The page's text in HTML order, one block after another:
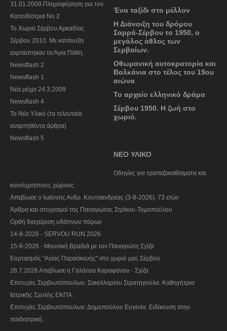
31.01.2009.Πληροφόρηση για τον
Καποδίστρια Νο 2
To Χωριό Σέρβου Αρκαδίας
Σέρβου 2010. Με κατάνυξη
εορτάστηκαν τα Άγια Πάθη.
Newsflash 2
Newsflash 1
Nέα μέχρι 24.3.2009
Newsflash 4
Το Νέο Υλικό (τα τελευταία
αναρτηθέντα άρθρα)
Newsflash 5
Ένα ταξίδι στο μέλλον
Η Διάνοιξη του δρόμου
Σαρρά-Σέρβου το 1950, ο
μεγάλος άθλος των
Σερβαίων.
Οθωμανική αυτοκρατορία και
Βαλκάνια στο τέλος του 19ου
αιώνα
Το αρχαίο ελληνικό δράμα
Σέρβου 1950. Η ζωή στο
χωριό.
ΝΕΟ ΥΛΙΚΟ
Οδηγίες για τραπεζοκαθίσματα και
κοινόχρηστους χώρους
Απεβίωσε ο Ιωάννης Ανδρ. Κουτσανδρέας (3-8-2026), 73 ετών
Άρθρα και στοχασμοί της Παναγιώτας Στρίκου-Τομοπούλου
Ορθή διαχείριση υδάτινων πόρων
14-8-2026 - SERVOU RUN 2026
15-8-2026 - Μουσική Βραδιά με τον Παναγιώτη Σχίζα
Εορτασμός "Αγίας Παρασκευής" στο χωριό μας Σέρβου
26.7.2026 Απεβίωσε η Γαλάτεια Καραφάνου - Σχίζα
Επιτυχίες Σερβιωτόπουλων. Σακελλαρίου Στρατηγούλα. Καθηγήτρια
Ιατρικής Σχολής ΕΚΠΑ.
Επιτυχίες Σερβιωτόπουλων: Δημοπούλου Ευγενία. Ειδίκευση στην
παιδιατρική.